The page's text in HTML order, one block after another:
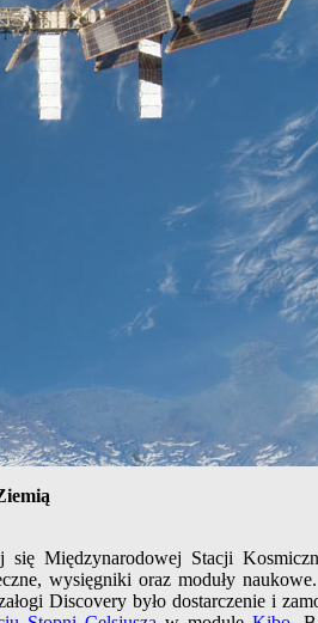
się Międzynarodowej Stacji
wysięgniki oraz moduły
Discovery było dostarczenie i